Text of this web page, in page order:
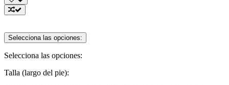
Selecciona las opciones:
Selecciona las opciones:
Talla (largo del pie):